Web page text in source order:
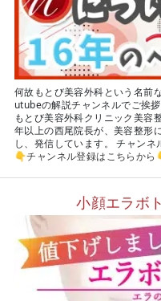
何故もとび美容外科という名前
utubeの解説チャンネルでご挨
もとび美容外科クリニック美容
年以上の西尾院長が、美容整形
し、発信しています。 チャンネ
👇チャンネル登録はこちらから
小顔エラボ